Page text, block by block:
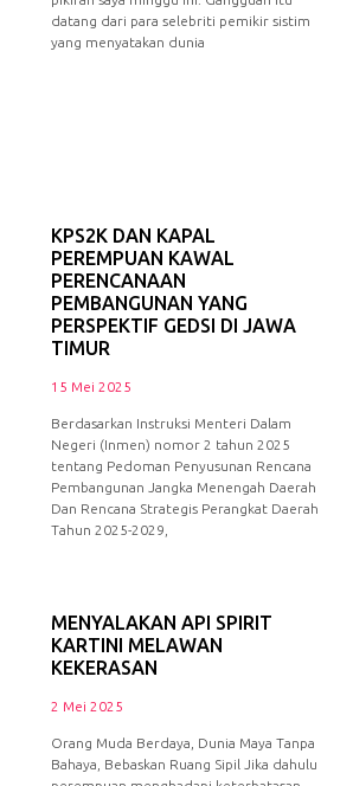
datang dari para selebriti pemikir sistim
yang menyatakan dunia
KPS2K DAN KAPAL
PEREMPUAN KAWAL
PERENCANAAN
PEMBANGUNAN YANG
PERSPEKTIF GEDSI DI JAWA
TIMUR
15 Mei 2025
Berdasarkan Instruksi Menteri Dalam
Negeri (Inmen) nomor 2 tahun 2025
tentang Pedoman Penyusunan Rencana
Pembangunan Jangka Menengah Daerah
Dan Rencana Strategis Perangkat Daerah
Tahun 2025-2029,
MENYALAKAN API SPIRIT
KARTINI MELAWAN
KEKERASAN
2 Mei 2025
Orang Muda Berdaya, Dunia Maya Tanpa
Bahaya, Bebaskan Ruang Sipil Jika dahulu